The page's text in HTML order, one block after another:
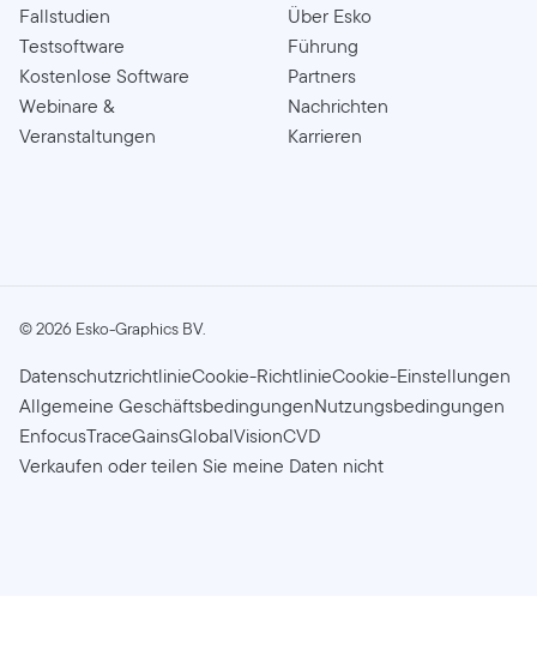
Fallstudien
Testsoftware
Kostenlose Software
Webinare &
Veranstaltungen
Über Esko
Führung
Partners
Nachrichten
Karrieren
©2026 Esko-Graphics BV.
DatenschutzrichtlinieCookie-RichtlinieCookie-Einstellungen
Allgemeine GeschäftsbedingungenNutzungsbedingungen
EnfocusTraceGainsGlobalVisionCVD
Verkaufen oder teilen Sie meine Daten nicht